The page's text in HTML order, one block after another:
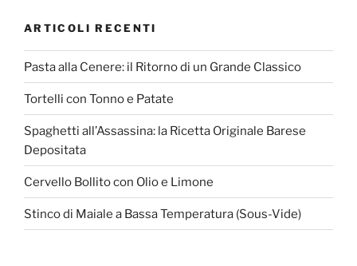
ARTICOLI RECENTI
Pasta alla Cenere: il Ritorno di un Grande Classico
Tortelli con Tonno e Patate
Spaghetti all’Assassina: la Ricetta Originale Barese
Depositata
Cervello Bollito con Olio e Limone
Stinco di Maiale a Bassa Temperatura (Sous-Vide)